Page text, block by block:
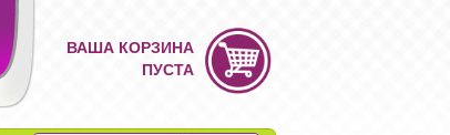
ВАША КОРЗИНА
ПУСТА